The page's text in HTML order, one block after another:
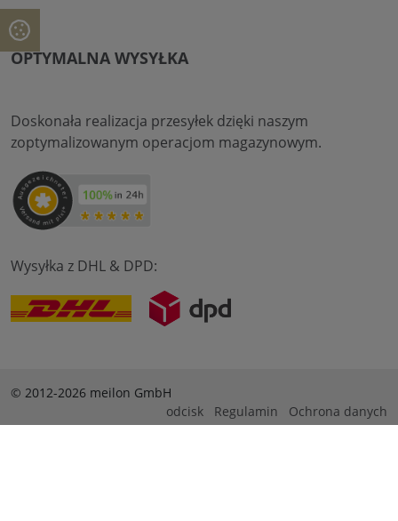
OPTYMALNA WYSYŁKA
Doskonała realizacja przesyłek dzięki naszym
zoptymalizowanym operacjom magazynowym.
Wysyłka z DHL & DPD:
© 2012-2026 meilon GmbH
odcisk
Regulamin Ochrona danych